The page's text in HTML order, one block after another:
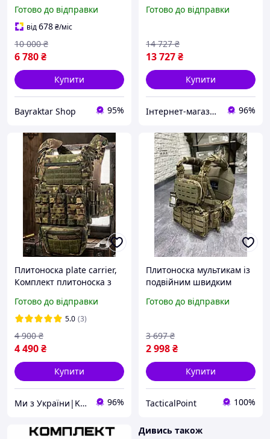
боковим захистом швидке
скидання
Готово до відправки
від678₴/міс
6 780₴
10 000 ₴
Купити
Bayraktar Shop 95%
набором підсумків та
МУЛЬТИКАМ
Готово до відправки
13 727₴
14 727 ₴
Купити
Інтернет-магазин "BallisticsUA" 96%
Плитоноска plate carrier,
Комплект плитоноска з
військових, плитоноска
мультикам multicam
Готово до відправки
5.0 (3)
4 490₴
4 900 ₴
Купити
Ми з України|Krossfore 96%
Плитоноска мультикам із
подвійним швидким
тактична multicam на 4
Готово до відправки
2 998₴
3 697 ₴
Купити
TacticalPoint 100%
Дивись також